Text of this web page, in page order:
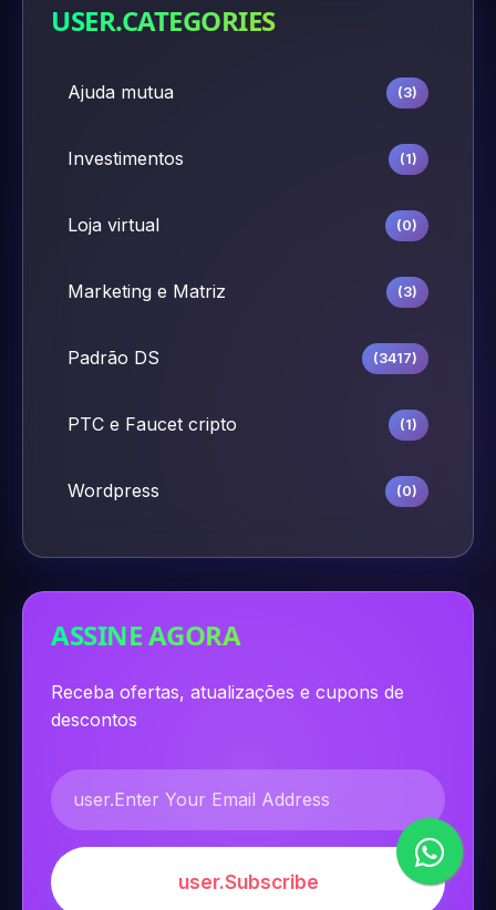
USER.CATEGORIES
Ajuda mutua (3)
Investimentos (1)
Loja virtual (0)
Marketing e Matriz (3)
Padrão DS (3417)
PTC e Faucet cripto (1)
Wordpress (0)
ASSINE AGORA
Receba ofertas, atualizações e cupons de
descontos
user.Subscribe